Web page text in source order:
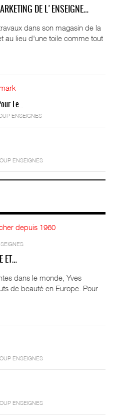
DE L'ENSEIGNE…
dans son magasin de la
au lieu d'une toile comme tout
Le…
ENSEIGNES
ENSEIGNES
ET…
dans le monde, Yves
de beauté en Europe. Pour
ENSEIGNES
ENSEIGNES